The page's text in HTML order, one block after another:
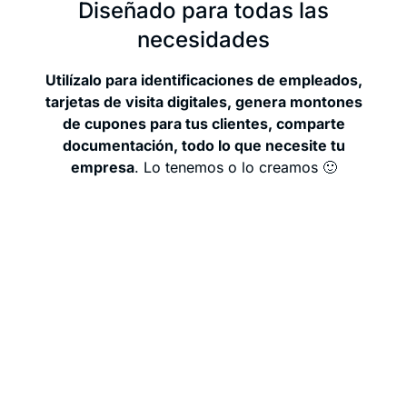
Diseñado para todas las
necesidades
Utilízalo para identificaciones de empleados,
tarjetas de visita digitales, genera montones
de cupones para tus clientes, comparte
documentación, todo lo que necesite tu
empresa. Lo tenemos o lo creamos 🙂